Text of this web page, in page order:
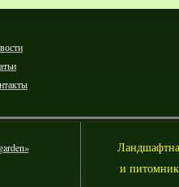
Л
и питомник